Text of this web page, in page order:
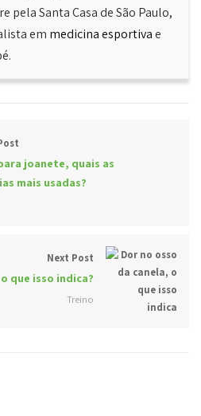
pela Santa Casa de São Paulo,
em medicina esportivae
joanete, quais as
mais usadas?
Next Post
que isso indica?
Treino